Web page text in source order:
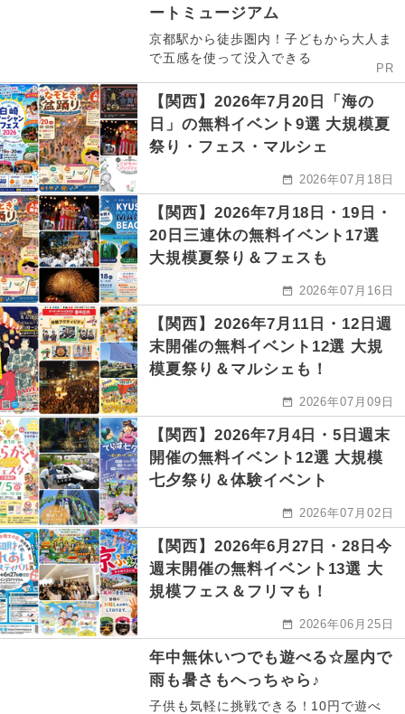
ートミュージアム
京都駅から徒歩圏内！子どもから大人ま
で五感を使って没入できる
PR
【関西】2026年7月20日「海の
日」の無料イベント9選 大規模夏
祭り・フェス・マルシェ
2026年07月18日
【関西】2026年7月18日・19日・
20日三連休の無料イベント17選
大規模夏祭り＆フェスも
2026年07月16日
【関西】2026年7月11日・12日週
末開催の無料イベント12選 大規
模夏祭り＆マルシェも！
2026年07月09日
【関西】2026年7月4日・5日週末
開催の無料イベント12選 大規模
七夕祭り＆体験イベント
2026年07月02日
【関西】2026年6月27日・28日今
週末開催の無料イベント13選 大
規模フェス＆フリマも！
2026年06月25日
年中無休いつでも遊べる☆屋内で
雨も暑さもへっちゃら♪
子供も気軽に挑戦できる！10円で遊べ